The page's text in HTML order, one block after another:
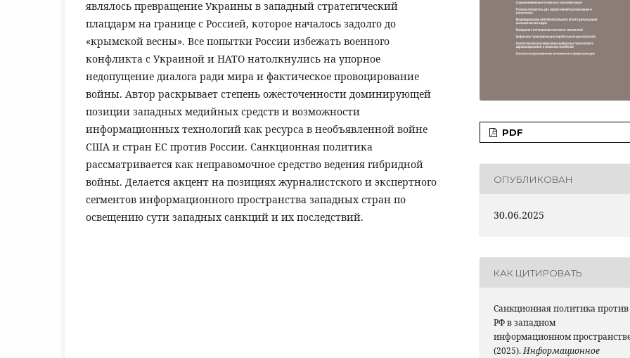
являлось превращение Украины в западный стратегический
плацдарм на границе с Россией, которое началось задолго до
«крымской весны». Все попытки России избежать военного
конфликта с Украиной и НАТО натолкнулись на упорное
недопущение диалога ради мира и фактическое провоцирование
войны. Автор раскрывает степень ожесточенности доминирующей
позиции западных медийных средств и возможности
информационных технологий как ресурса в необъявленной войне
США и стран ЕС против России. Санкционная политика
рассматривается как неправомочное средство ведения гибридной
войны. Делается акцент на позициях журналистского и экспертного
сегментов информационного пространства западных стран по
освещению сути западных санкций и их последствий.
PDF
ОПУБЛИКОВАН
30.06.2025
КАК ЦИТИРОВАТЬ
Санкционная политика против
РФ в западном
информационном
(2025).Информационное